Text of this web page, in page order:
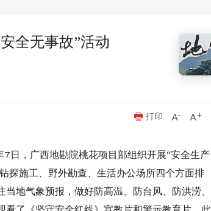
全无事故”活动
打印
日，广西地勘院桃花项目部组织开展“安全生产
探施工、野外勘查、生活办公场所四个方面排
地气象预报，做好防高温、防台风、防洪涝、